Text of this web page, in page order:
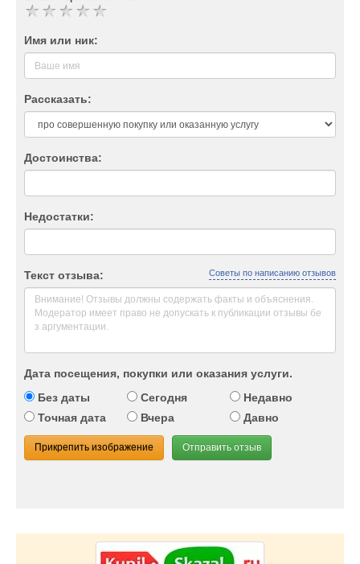
Имя или ник:
Рассказать:
Достоинства:
Недостатки:
Текст отзыва: Советы по написанию отзывов
Дата посещения, покупки или оказания услуги.
Без даты
Сегодня
Недавно
Точная дата
Вчера Давно
Прикрепить изображение Отправить отзыв